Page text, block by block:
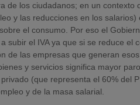
de los ciudadanos; en un contexto
y las reducciones en los salarios)
el consumo. Por eso el
subir el IVA ya que si se reduce el
de las empresas que generan
y servicios significa mayor
(que representa el 60% del
y de la masa salarial.